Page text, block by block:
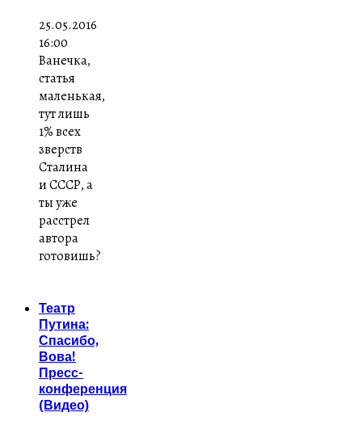
25.05.2016
16:00
Ванечка,
статья
маленькая,
тут лишь
1% всех
зверств
Сталина
и СССР, а
ты уже
расстрел
автора
готовишь?
Театр
Путина:
Спасибо,
Вова!
Пресс-
конференция
(Видео)